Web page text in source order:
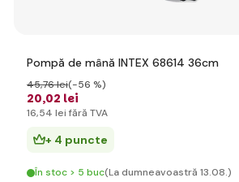
Pompă de mână INTEX 68614 36cm
20,02 lei
45,76 lei(-56 %)
16,54 lei fără TVA
+ 4 puncte
În stoc > 5 buc(La dumneavoastră 13.08.)